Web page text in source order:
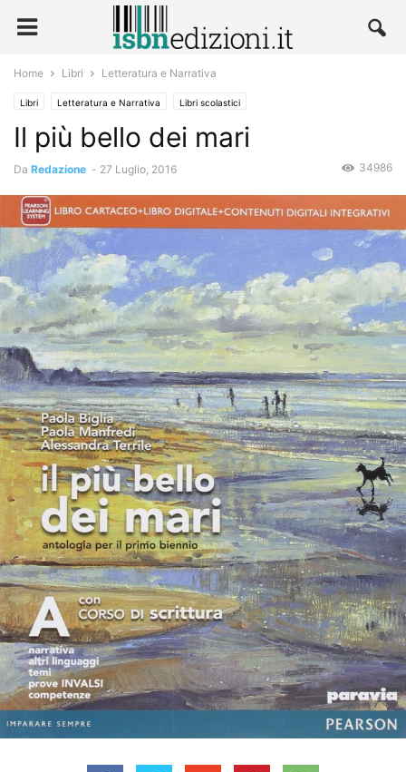
Home Libri Letteratura e Narrativa
Libri Letteratura e Narrativa Libri scolastici
Il più bello dei mari
Da Redazione - 27 Luglio, 2016 34986